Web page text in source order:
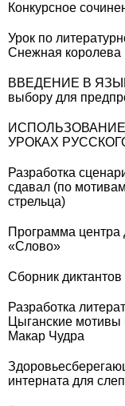
Конкурсное
Урок по
Снежная королева
ВВЕДЕНИЕ В
выбору для
УРОКАХ
Разработка
сдавал (по
стрельца)
Программа центра
«Слово»
Сборник
Разработка
Цыганские мотивы
Макар Чудра
интерната для